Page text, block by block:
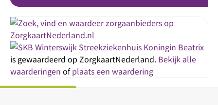
Streekziekenhuis Koningin Beatrix
is gewaardeerd op ZorgkaartNederland. Bekijk alle
waarderingen ofplaats een waardering